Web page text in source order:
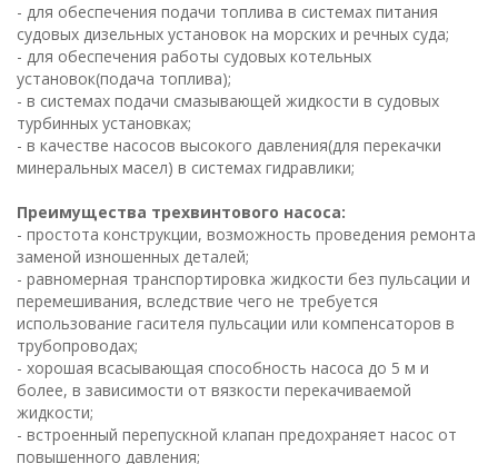
- для обеспечения подачи топлива в системах питания
судовых дизельных установок на морских и речных суда;
- для обеспечения работы судовых котельных
установок(подача топлива);
- в системах подачи смазывающей жидкости в судовых
турбинных установках;
- в качестве насосов высокого давления(для перекачки
минеральных масел) в системах гидравлики;
Преимущества трехвинтового насоса:
- простота конструкции, возможность проведения ремонта
заменой изношенных деталей;
- равномерная транспортировка жидкости без пульсации и
перемешивания, вследствие чего не требуется
использование гасителя пульсации или компенсаторов в
трубопроводах;
- хорошая всасывающая способность насоса до 5 м и
более, в зависимости от вязкости перекачиваемой
жидкости;
- встроенный перепускной клапан предохраняет насос от
повышенного давления;